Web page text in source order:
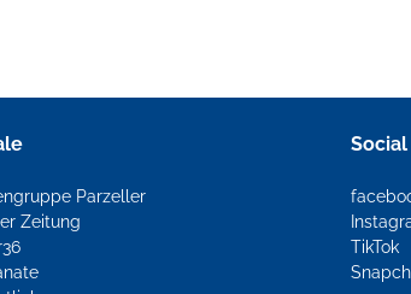
Parzeller
Zeitung
TikTok